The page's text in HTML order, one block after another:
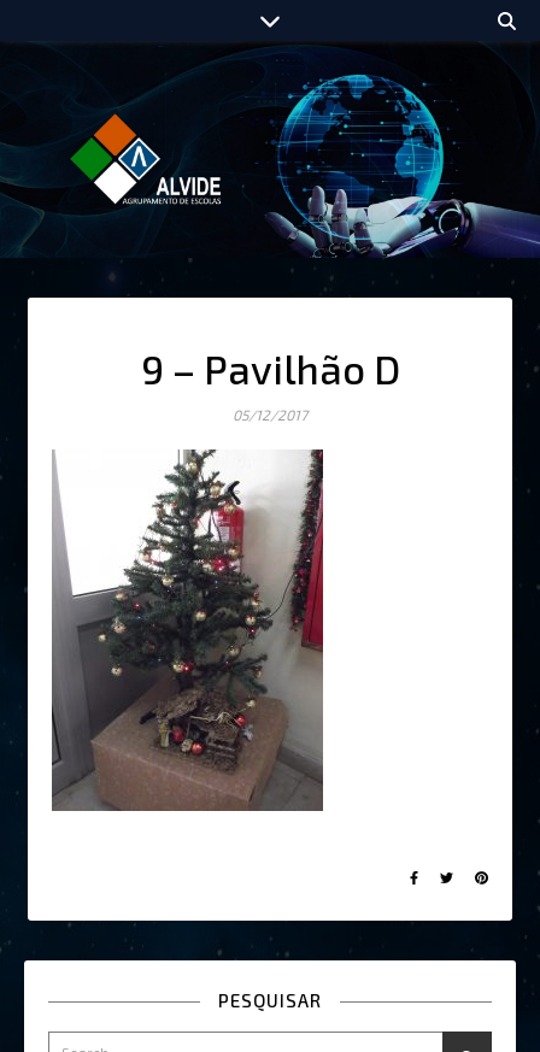
9 – Pavilhão D
05/12/2017
PESQUISAR